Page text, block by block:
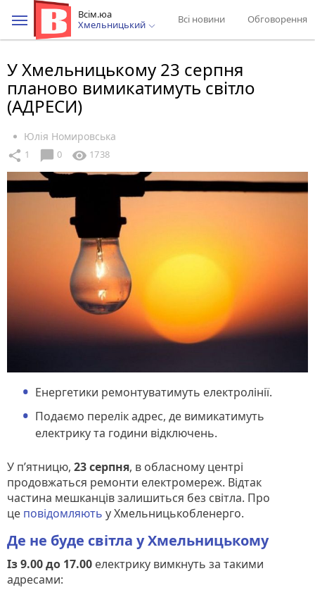
Всім.юа
Хмельницький
Всі новини Обговорення
У Хмельницькому 23 серпня
планово вимикатимуть світло
(АДРЕСИ)
Юлія Номировська
share 1 chat_bubble 0 visibility 1738
Енергетики ремонтуватимуть електролінії.
Подаємо перелік адрес, де вимикатимуть
електрику та години відключень.
У п’ятницю, 23 серпня, в обласному центрі
продовжаться ремонти електромереж. Відтак
частина мешканців залишиться без світла. Про
це повідомляють у Хмельницькобленерго.
Де не буде світла у Хмельницькому
Із 9.00 до 17.00 електрику вимкнуть за такими
адресами: